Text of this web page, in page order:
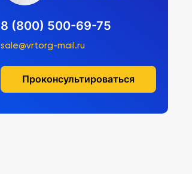
8 (800) 500-69-75
sale@vrtorg-mail.ru
Проконсультироваться